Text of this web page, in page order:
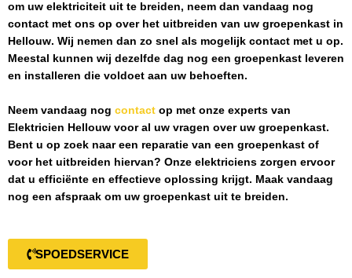
om uw elektriciteit uit te breiden, neem dan vandaag nog
contact met ons op over het uitbreiden van uw groepenkast in
Hellouw. Wij nemen dan zo snel als mogelijk contact met u op.
Meestal kunnen wij dezelfde dag nog een groepenkast leveren
en installeren die voldoet aan uw behoeften.
Neem vandaag nog contact op met onze experts van
Elektricien Hellouw voor al uw vragen over uw groepenkast.
Bent u op zoek naar een reparatie van een groepenkast of
voor het uitbreiden hiervan? Onze elektriciens zorgen ervoor
dat u efficiënte en effectieve oplossing krijgt. Maak vandaag
nog een afspraak om uw groepenkast uit te breiden.
SPOEDSERVICE